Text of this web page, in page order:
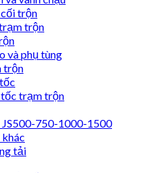
trộn
trộn
và phụ tùng
trộn
tốc trạm trộn
750-1000-1500
tải